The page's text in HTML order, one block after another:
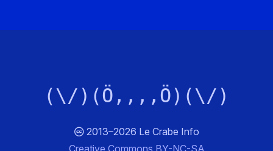
(\/)(Ö,,,,Ö)(\/)
2013–2026 Le Crabe Info